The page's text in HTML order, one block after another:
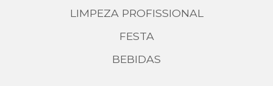
LIMPEZA PROFISSIONAL
FESTA
BEBIDAS